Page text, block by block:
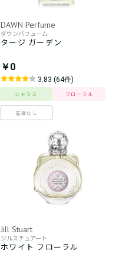
DAWN Perfume
ダウンパフューム
タージ ガーデン
￥0
3.83 (64件)
シトラス フローラル
在庫なし
Jill Stuart
ジルスチュアート
ホワイト フローラル